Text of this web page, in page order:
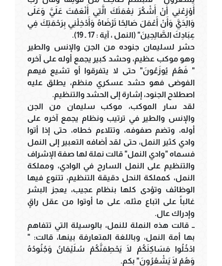
أَوْزِعْنِي أَنْ أَشْكُرَ نِعْمَتَكَ الَّتِي أَنْعَمْتَ عَلَيَّ وَعَلَى
وَالِدَيَّ وَأَنْ أَعْمَلَ صَالِحًا تَرْضَاهُ وَأَدْخِلْنِي بِرَحْمَتِكَ فِي
عِبَادِكَ الصَّالِحِينَ" (النمل ، آية : 17 ـ 19).
حشر لسليمان جنوده من الجن والإنس والطير
وهو موكب عظيم، وحشد كبير يجمع أوله على آخره
" فَهُمْ يُوزَعُونَ" حتى لا يتفرقوا أو تشيع فيهم
الفوضى فهو حشد عسكري منظم، يطلق عليه
اصطلاح الجنود، إشارة إلى الحشد والتنظيم.
لقد سار الموكب، موكب سليمان من الجن
والإنس والطير في ترتيب ونظام يجمع آخره على
أوله، وتضم صفوفه، وتتلاءم خطاه، حتى إذا أتوا
وادي كثير النمل، حتى لقد أضافه التعبير إلى النمل
فسماه "وادي النمل" قالت نملة لها صفة الإشراف
والتنظيم على النمل السارح في الوادي، ومملكة
النمل، كمملكة النحل دقيقة التنظيم، تتنوع فيها
الوظائف وتؤدى كلها بنظام عجيب، يعجز البشر
غالباً على اتباع مثله، على ما أوتوا من عقل راقٍ
وإدراك عال.
ــ قالت هذه النملة للنمل، بالوسيلة التي تتفاهم
بها أمة النمل، وباللغة المتعارفة بينها، قالت: "
ادْخُلُوا مَسَاكِنَكُمْ لَا يَحْطِمَنَّكُمْ سُلَيْمَانُ وَجُنُودُهُ
وَهُمْ لَا يَشْعُرُونَ" بكم.